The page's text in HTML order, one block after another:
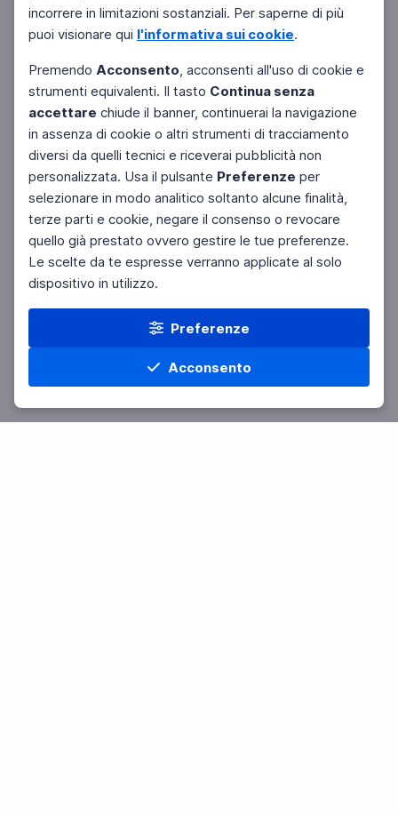
incorrere in limitazioni sostanziali. Per saperne di più
puoi visionare qui l'informativa sui cookie.
Premendo Acconsento, acconsenti all'uso di cookie e
strumenti equivalenti. Il tasto Continua senza
accettare chiude il banner, continuerai la navigazione
in assenza di cookie o altri strumenti di tracciamento
diversi da quelli tecnici e riceverai pubblicità non
personalizzata. Usa il pulsante Preferenze per
selezionare in modo analitico soltanto alcune finalità,
terze parti e cookie, negare il consenso o revocare
quello già prestato ovvero gestire le tue preferenze.
Le scelte da te espresse verranno applicate al solo
dispositivo in utilizzo.
Preferenze
Acconsento
Home Materie Cerca Menu
Facebook Twitter Instagram